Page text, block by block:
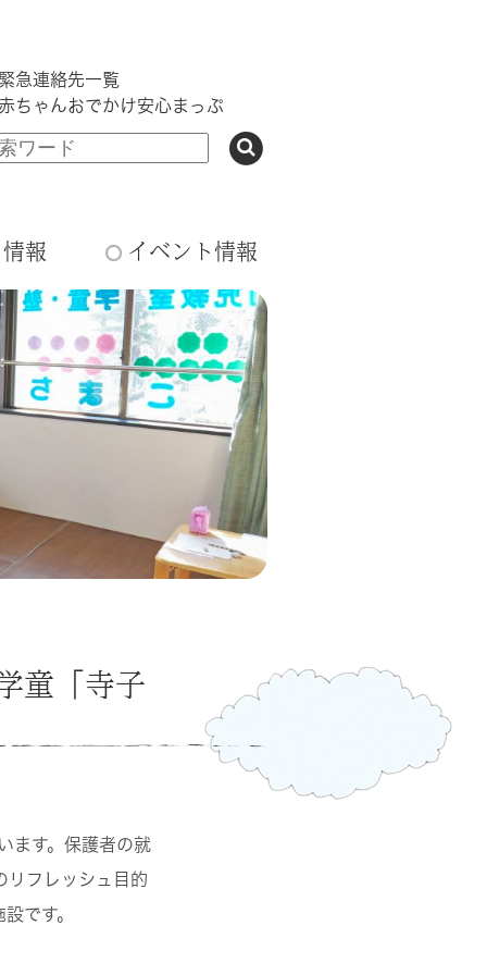
急連絡先一覧
ちゃんおでかけ安心まっぷ
報 イベント情報
童「寺子
ます。保護者の就
リフレッシュ目的
です。